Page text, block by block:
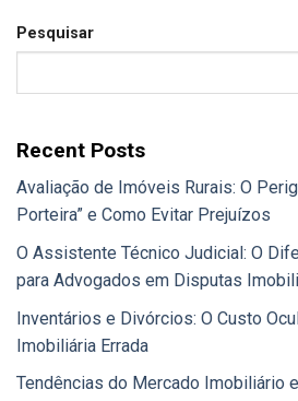
Pesquisar
Recent Posts
Avaliação de Imóveis Rurais: O
Porteira” e Como Evitar Prejuízos
O Assistente Técnico Judicial: O
para Advogados em Disputas
Inventários e Divórcios: O Custo
Imobiliária Errada
Tendências do Mercado Imobiliário